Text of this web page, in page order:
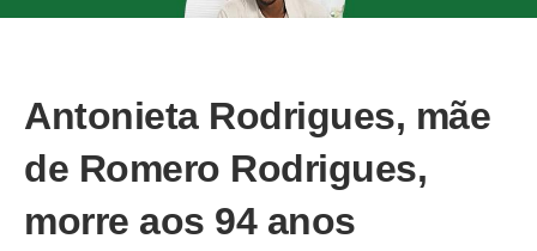
Antonieta Rodrigues, mãe
de Romero Rodrigues,
morre aos 94 anos